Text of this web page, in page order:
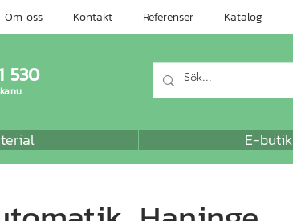
Om oss Kontakt Referenser Katalog
530
E-butik